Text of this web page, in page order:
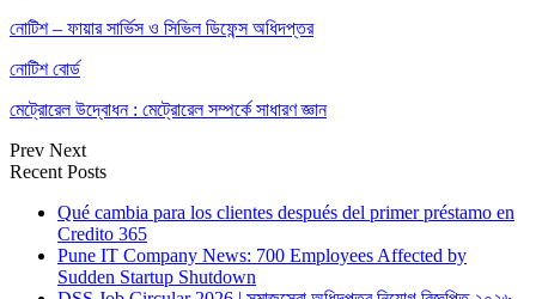
নোটিশ – ফায়ার সার্ভিস ও সিভিল ডিফেন্স অধিদপ্তর
নোটিশ বোর্ড
মেট্রোরেল উদ্বোধন : মেট্রোরেল সম্পর্কে সাধারণ জ্ঞান
Prev Next
Recent Posts
Qué cambia para los clientes después del primer préstamo en
Credito 365
Pune IT Company News: 700 Employees Affected by
Sudden Startup Shutdown